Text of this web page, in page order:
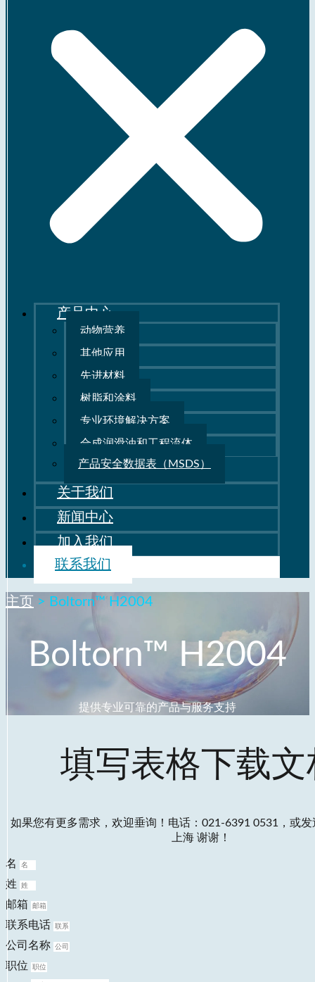
产品中心
动物营养
其他应用
先进材料
树脂和涂料
专业环境解决方案
合成润滑油和工程流体
产品安全数据表（MSDS）
关于我们
新闻中心
加入我们
联系我们
主页 > Boltorn™ H2004
Boltorn™ H2004
提供专业可靠的产品与服务支持
填写表格下载文
如果您有更多需求，欢迎垂询！电话：021-6391 0531，或
上海 谢谢！
名
姓
邮箱
联系电话
公司名称
职位